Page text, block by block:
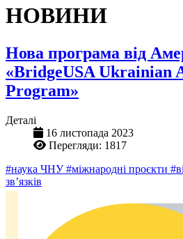
НОВИНИ
Нова програма від
«BridgeUSA Ukrainian
Program»
Деталі
16 листопада 2023
Перегляди: 1817
#наука ЧНУ#міжнародні проєкти
зв’язків